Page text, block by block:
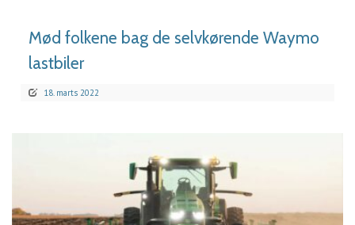
Mød folkene bag de selvkørende Waymo
lastbiler
18. marts 2022